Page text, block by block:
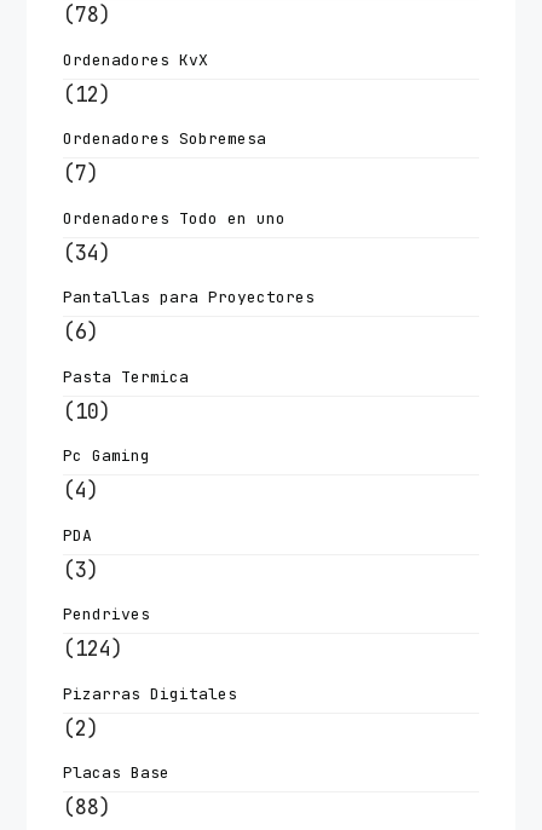
(78)
Ordenadores KvX
(12)
Ordenadores Sobremesa
(7)
Ordenadores Todo en uno
(34)
Pantallas para Proyectores
(6)
Pasta Termica
(10)
Pc Gaming
(4)
PDA
(3)
Pendrives
(124)
Pizarras Digitales
(2)
Placas Base
(88)